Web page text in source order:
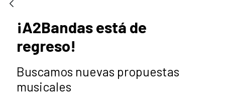
¡A2Bandas está de
regreso!
Buscamos nuevas propuestas
musicales